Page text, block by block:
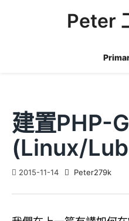
Peter
建置PHP-
(Linux/
2015-11-14 Peter279k